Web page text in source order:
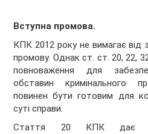
Вступна промова.
КПК 2012 року не вимагає від
промову. Однак ст. ст. 20, 22,
повноваження для
обставин кримінального
повинен бути готовим для
суті справи.
Стаття 20 КПК дає